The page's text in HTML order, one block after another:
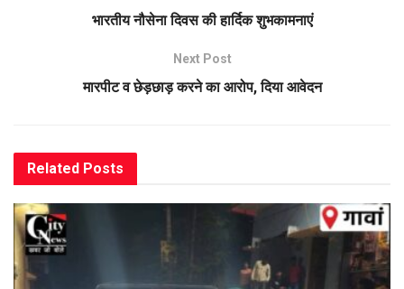
भारतीय नौसेना दिवस की हार्दिक शुभकामनाएं
Next Post
मारपीट व छेड़छाड़ करने का आरोप, दिया आवेदन
Related Posts